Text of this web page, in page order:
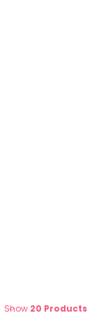
Show 20 Products